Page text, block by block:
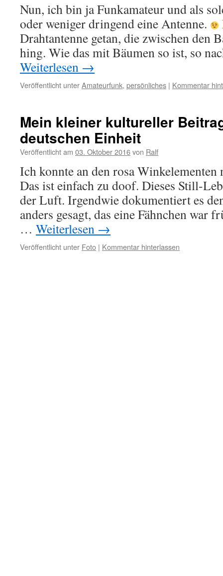
Nun, ich bin ja Funkamateur und als
oder weniger dringend eine Antenne.
Drahtantenne getan, die zwischen den
hing. Wie das mit Bäumen so ist, so
Weiterlesen →
Veröffentlicht unterAmateurfunk, persönliches | Kommentar
Mein kleiner kultureller
deutschen Einheit
Veröffentlicht am 03. Oktober 2016von Ralf
Ich konnte an den rosa Winkelementen
Das ist einfach zu doof. Dieses Still-
der Luft. Irgendwie dokumentiert es
anders gesagt, das eine Fähnchen war
… Weiterlesen →
Veröffentlicht unter Foto | Kommentar hinterlassen